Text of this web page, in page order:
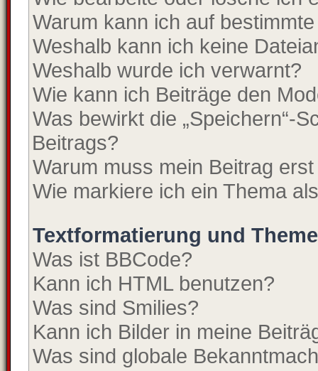
Warum kann ich auf
Weshalb kann ich keine
Weshalb wurde ich verwarnt?
Wie kann ich Beiträge den
Was bewirkt die „Speichern“-
Beitrags?
Warum muss mein Beitrag
Wie markiere ich ein Thema
Textformatierung und
Was ist BBCode?
Kann ich HTML benutzen?
Was sind Smilies?
Kann ich Bilder in meine
Was sind globale